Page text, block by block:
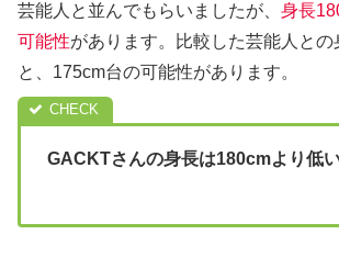
芸能人と並んでもらいましたが、 身長
可能性があります。比較した芸能人との
と、175cm台の可能性があります。
GACKTさんの身長は180cmより低い